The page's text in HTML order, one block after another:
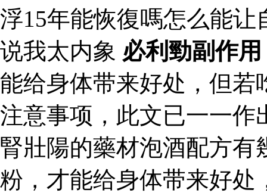
浮15年能恢復嗎怎么能
说我太内象 必利勁副作用
能给身体带来好处，但若
注意事项，此文已一一作
腎壯陽的藥材泡酒配方有
粉，才能给身体带来好处